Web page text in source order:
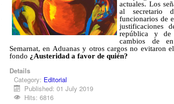
actuales. Los
al secretario
funcionarios de
justificaciones
república y
cambios de
Semarnat, en Aduanas y otros cargos no evitaron
fondo ¿Austeridad a favor de quién?
Details
Category: Editorial
Published: 01 July 2019
Hits: 6816